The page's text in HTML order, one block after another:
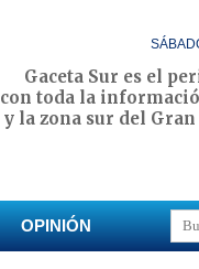
Gaceta Sur es el
con toda la
y la zona sur del
OPINIÓN